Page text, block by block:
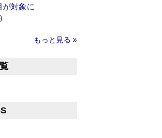
が対象に
もっと見る »